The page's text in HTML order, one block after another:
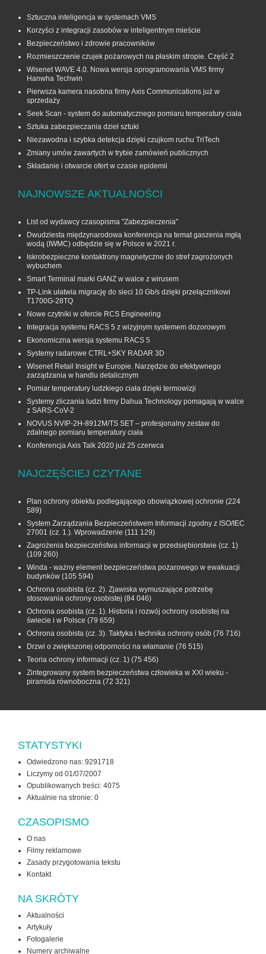
Sztuczna inteligencja w systemach VMS
Korzyści z integracji zasobów w inteligentnym mieście
Bezpieczeństwo i zdrowie pracowników
Rozmieszczenie czujek pożarowych na płaskim stropie. Część 2
Wisenet WAVE 4.0. Nowa wersja oprogramowania VMS firmy
Hanwha Techwin
Pierwsza kamera nasobna firmy Axis Communications już w
sprzedaży
Seek Scan - system do automatycznego pomiaru temperatury ciała
Sztuka zabezpieczania dzieł sztuki
Niezawodna i szybka detekcja dzięki czujkom ruchu TriTech
Zmiany umów zawartych w trybie zamówień publicznych
Składanie i otwarcie ofert w czasie epidemii
NAJNOWSZE AKTUALNOŚCI
List od wydawcy czasopisma "Zabezpieczenia"
Dwudziesta międzynarodowa konferencja na temat gaszenia mgłą
wodą (IWMC) odbędzie się w Polsce w 2021 r.
Iskrobezpieczne kontaktrony magnetyczne do stref zagrożonych
wybuchem
Smart Terminal marki GANZ w walce z wirusem
TP-Link ułatwia migrację do sieci 10 Gb/s dzięki przełącznikowi
T1700G‑28TQ
Nowe czytniki w ofercie RCS Engineering
Integracja systemu RACS 5 z wizyjnym systemem dozorowym
Ekonomiczna wersja systemu RACS 5
Systemy radarowe CTRL+SKY RADAR 3D
Wisenet Retail Insight w Europie. Narzędzie do efektywnego
zarządzania w handlu detalicznym
Pomiar temperatury ludzkiego ciała dzięki termowizji
Systemy zliczania ludzi firmy Dahua Technology pomagają w walce
z SARS-CoV-2
NOVUS NVIP-2H-8912M/TS SET – profesjonalny zestaw do
zdalnego pomiaru temperatury ciała
Konferencja Axis Talk 2020 już 25 czerwca
NAJCZĘŚCIEJ CZYTANE
Plan ochrony obiektu podlegającego obowiązkowej ochronie (224
589)
System Zarządzania Bezpieczeństwem Informacji zgodny z ISO/IEC
27001 (cz. 1.). Wprowadzenie (111 129)
Zagrożenia bezpieczeństwa informacji w przedsiębiorstwie (cz. 1)
(109 260)
Winda - ważny element bezpieczeństwa pożarowego w ewakuacji
budynków (105 594)
Ochrona osobista (cz. 2). Zjawiska wymuszające potrzebę
stosowania ochrony osobistej (84 046)
Ochrona osobista (cz. 1). Historia i rozwój ochrony osobistej na
świecie i w Polsce (79 659)
Ochrona osobista (cz. 3). Taktyka i technika ochrony osób (76 716)
Drzwi o zwiększonej odporności na włamanie (76 515)
Teoria ochrony informacji (cz. 1) (75 456)
Zintegrowany system bezpieczeństwa człowieka w XXI wieku -
piramida równoboczna (72 321)
STATYSTYKI
Odwiedzono nas: 9291718
Liczymy od 01/07/2007
Opublikowanych treści: 4075
Aktualnie na stronie: 0
CZASOPISMO
O nas
Filmy reklamowe
Zasady przygotowania tekstu
Kontakt
NA SKRÓTY
Aktualności
Artykuły
Fotogalerie
Numery archiwalne